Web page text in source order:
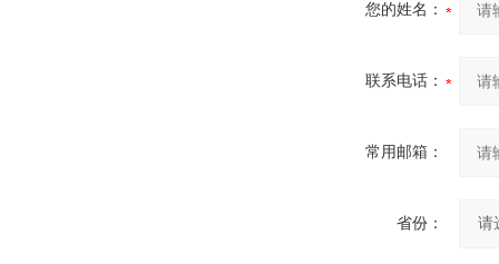
您的姓名：
联系电话：
常用邮箱：
省份：